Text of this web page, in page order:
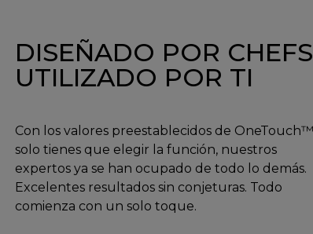
DISEÑADO POR
UTILIZADO POR TI
Con los valores preestablecidos de
solo tienes que elegir la función, nuestros
expertos ya se han ocupado de todo lo demás.
Excelentes resultados sin conjeturas. Todo
comienza con un solo toque.